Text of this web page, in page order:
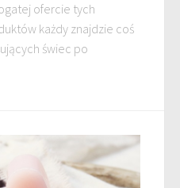
ofercie tych
każdy znajdzie coś
świec po